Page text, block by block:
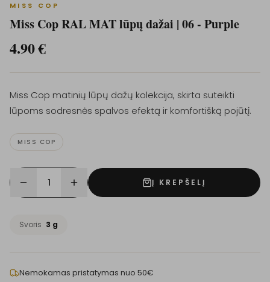
MISS COP
Miss Cop RAL MAT lūpų dažai | 06 - Purple
4.90€
Miss Cop matinių lūpų dažų kolekcija, skirta suteikti
lūpoms sodresnės spalvos efektą ir komfortišką pojūtį.
MISS COP
1 Į KREPŠELĮ
Svoris 3 g
Nemokamas pristatymas nuo 50€